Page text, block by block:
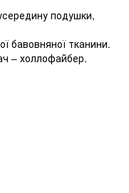
подушки,
бавовняної тканини.
– холлофайбер.